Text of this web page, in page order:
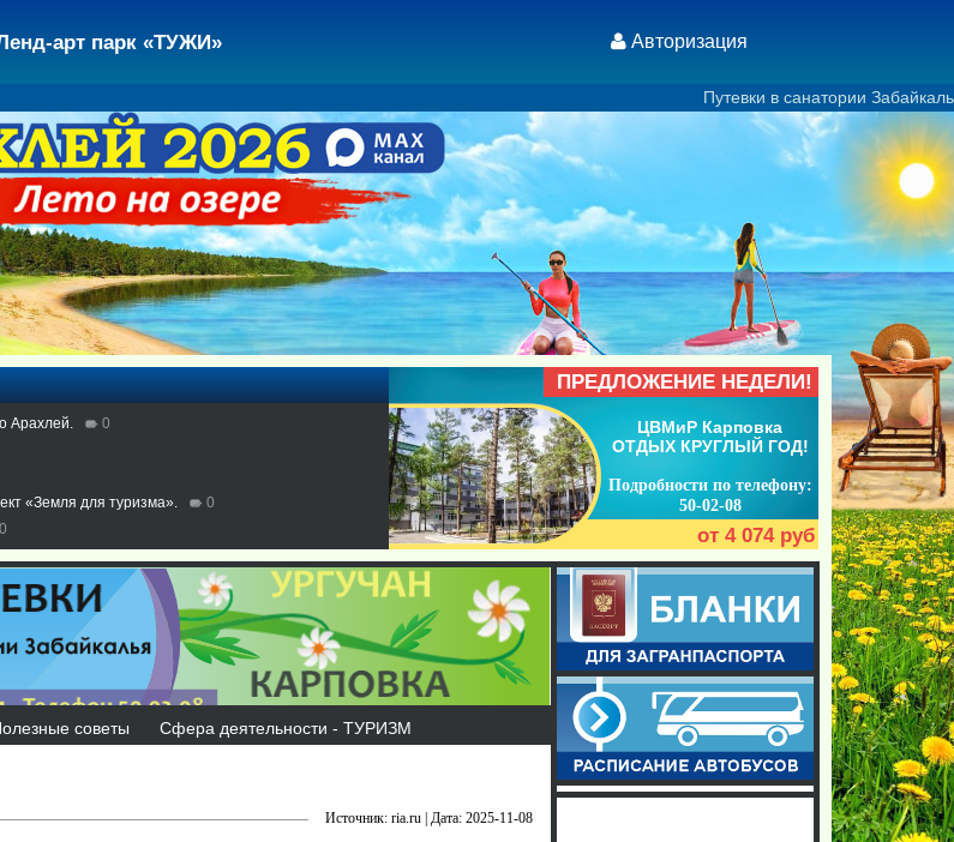
арт парк «ТУЖИ» Авторизация
Путевки в санатории Забайкальского края.
Арахлей.
0
«Земля для туризма».
0
0
ПРЕДЛОЖЕНИЕ НЕДЕЛИ!
ЦВМиР Карповка
ОТДЫХ КРУГЛЫЙ ГОД!
Подробности по телефону:
50-02-08
от 4 074 руб
советы Сфера деятельности - ТУРИЗМ
Источник: ria.ru | Дата: 2025-11-08